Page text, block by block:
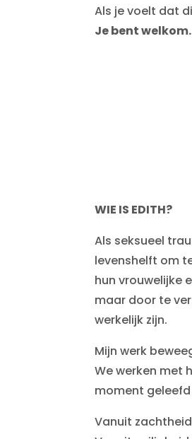
Als je voelt dat
Je bent welkom.
WIE IS EDITH?
Als seksueel
levenshelft om
hun vrouwelijke
maar door te
werkelijk zijn.
Mijn werk
We werken met
moment
Vanuit